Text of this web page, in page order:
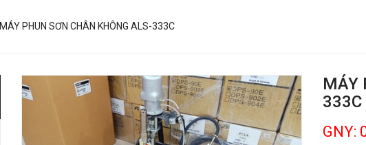
MÁY PHUN SƠN CHÂN KHÔNG ALS-333C
MÁY
333C
GNY: